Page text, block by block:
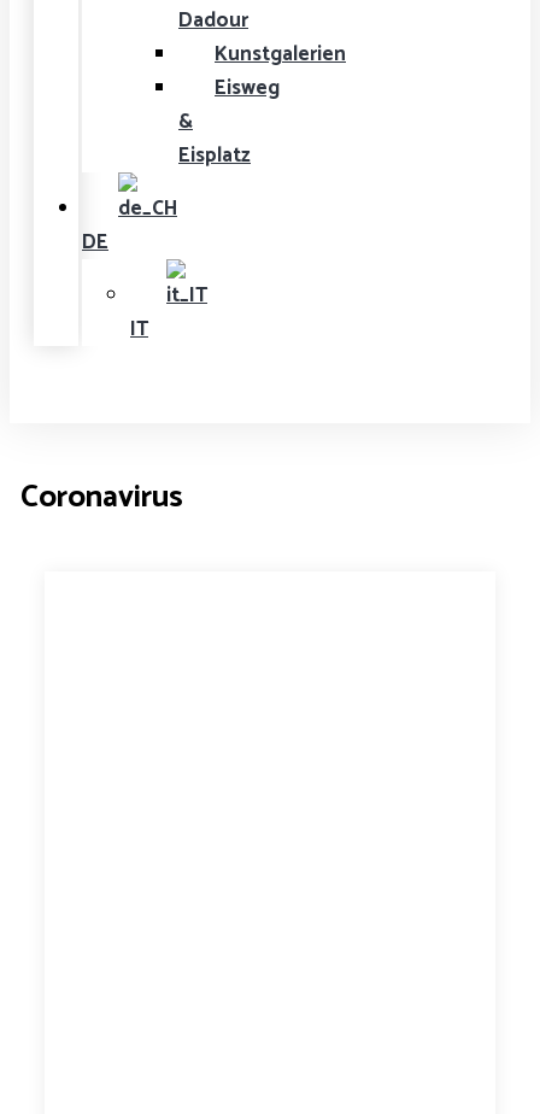
Dadour
Kunstgalerien
Eisweg
&
Eisplatz
DE
IT
Coronavirus